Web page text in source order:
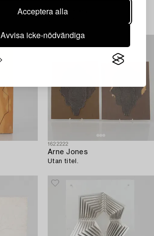
Acceptera alla
Avvisa icke-nödvändiga
Arne Jones
1622222
Arne Jones
Utan titel.